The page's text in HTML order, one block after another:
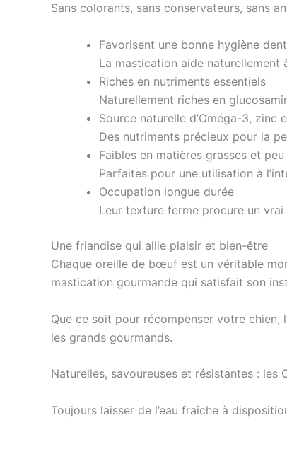
Sans colorants, sans conservateurs, sans
Favorisent une bonne hygiène
La mastication aide
Riches en nutriments essentiels
Naturellement riches en
Source naturelle d’Oméga-3, zinc
Des nutriments précieux pour la
Faibles en matières grasses et
Parfaites pour une utilisation à
Occupation longue durée
Leur texture ferme procure un
Une friandise qui allie plaisir et bien-être
Chaque oreille de bœuf est un véritable
mastication gourmande qui satisfait son
Que ce soit pour récompenser votre
les grands gourmands.
Naturelles, savoureuses et résistantes :
Toujours laisser de l’eau fraîche à